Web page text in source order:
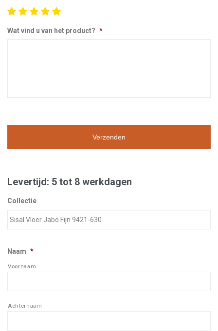
Wat vind u van het product? *
Levertijd: 5 tot 8 werkdagen
Collectie
Naam *
Voornaam
Achternaam